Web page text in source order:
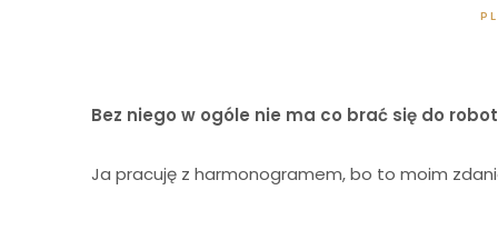
Bez niego w ogóle nie ma co brać się do
Ja pracuję z harmonogramem, bo to moim